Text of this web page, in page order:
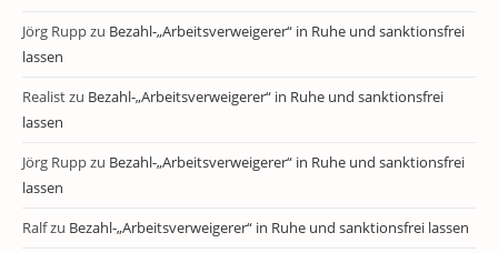
Jörg Ruppzu Bezahl-„Arbeitsverweigerer“ in Ruhe und sanktionsfrei
lassen
Realistzu Bezahl-„Arbeitsverweigerer“ in Ruhe und sanktionsfrei
lassen
Jörg Ruppzu Bezahl-„Arbeitsverweigerer“ in Ruhe und sanktionsfrei
lassen
Ralfzu Bezahl-„Arbeitsverweigerer“ in Ruhe und sanktionsfrei lassen